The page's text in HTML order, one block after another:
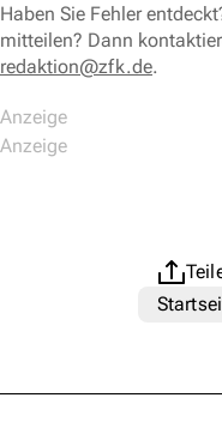
Haben Sie Fehler
mitteilen? Dann
redaktion@zfk.de.